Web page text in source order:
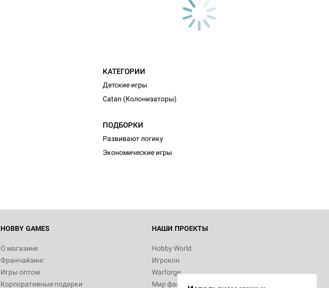
КАТЕГОРИИ
Детские игры
Catan (Колонизаторы)
ПОДБОРКИ
Развивают логику
Экономические игры
HOBBY GAMES
О магазине
Франчайзинг
Игры оптом
Корпоративные подарки
НАШИ ПРОЕКТЫ
Hobby World
Игрокон
Warforge
Мир фантастики